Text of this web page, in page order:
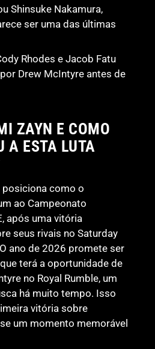
Shinsuke Nakamura,
ser uma das últimas
Rhodes e Jacob Fatu
Drew McIntyre antes de
ZAYN E COMO
A ESTA LUTA
posiciona como o
ao Campeonato
após uma vitória
seus rivais no Saturday
ano de 2026 promete ser
terá a oportunidade de
no Royal Rumble, um
há muito tempo. Isso
vitória sobre
um momento memorável